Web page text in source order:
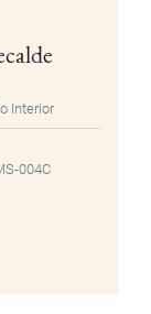
Interior
004C